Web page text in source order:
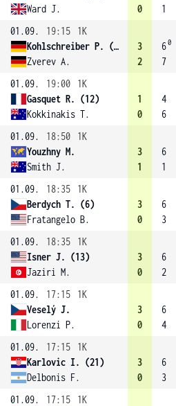
Ward J.
0
1
01.09.
19:15
1K
Kohlschreiber P. (29)
Zverev A.
3
2
60
7
01.09.
19:00
1K
Gasquet R. (12)
Kokkinakis T.
1
0
4
6
01.09.
18:50
1K
Youzhny M.
Smith J.
3
1
6
1
01.09.
18:35
1K
Berdych T. (6)
Fratangelo B.
3
0
6
3
01.09.
18:35
1K
Isner J. (13)
Jaziri M.
3
0
6
2
01.09.
17:15
1K
Veselý J.
Lorenzi P.
3
0
6
4
01.09.
17:15
1K
Karlovic I. (21)
Delbonis F.
3
0
6
3
01.09.
17:15
1K